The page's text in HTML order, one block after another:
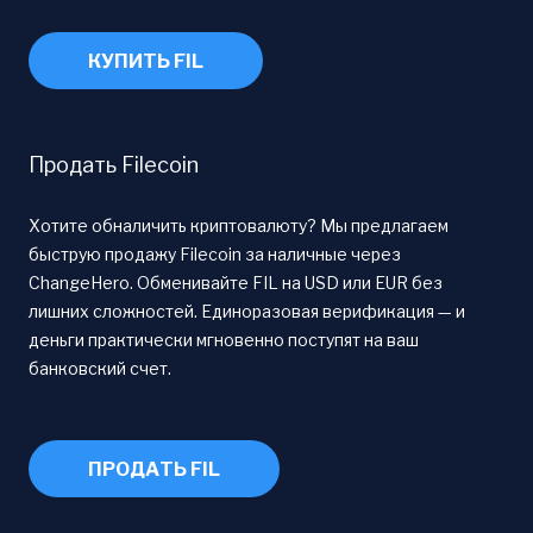
КУПИТЬ FIL
Продать Filecoin
Хотите обналичить криптовалюту? Мы предлагаем
быструю продажу Filecoin за наличные через
ChangeHero. Обменивайте FIL на USD или EUR без
лишних сложностей. Единоразовая верификация — и
деньги практически мгновенно поступят на ваш
банковский счет.
ПРОДАТЬ FIL